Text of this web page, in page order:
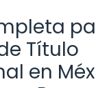
Título
en